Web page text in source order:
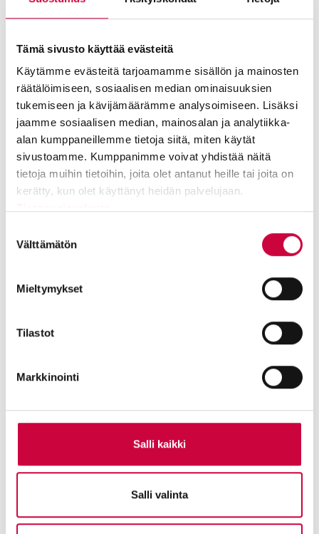
Tämä sivusto käyttää evästeitä
Käytämme evästeitä tarjoamamme sisällön ja mainosten
räätälöimiseen, sosiaalisen median ominaisuuksien
tukemiseen ja kävijämäärämme analysoimiseen. Lisäksi
jaamme sosiaalisen median, mainosalan ja analytiikka-
alan kumppaneillemme tietoja siitä, miten käytät
sivustoamme. Kumppanimme voivat yhdistää näitä
tietoja muihin tietoihin, joita olet antanut heille tai joita on
kerätty, kun olet käyttänyt heidän palvelujaan.
valinta
Välttämätön
Mieltymykset
Tilastot
Markkinointi
Salli kaikki
Salli valinta
2003– ERP-systemet Attracs Online tas i bruk.
2004– Företaget får ISO 9001-certifikat. Transportverksamhet
inleds i Baltikum och Baltic Translog grundas.
2008– En transporthub etableras i Nykvarn, Sverige.
förvärvar förmånstagande aktier. Koncernstrukturen
omorganiseras igen inför en planerad börsintroduktion på en
lämplig marknadsplats. Den nya koncernen, med Ahola
Transport som moderbolag, omfattar alla logistikrelaterade
2015– Beslut fattas om att ansöka om börsnotering på
– Aktierna flyttas från den svenska marknadsplatsen
Aktietorget till Nasdaq First North-listan i Helsingfors.